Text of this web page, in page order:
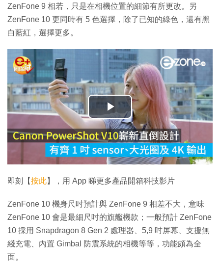
ZenFone 9 相若，只是在相機位置的細節有所更改。另
ZenFone 10 更同時有 5 色選擇，除了已知的綠色，還有黑
白藍紅，選擇更多。
播
放
影
片
即刻【按此】，用 App 睇更多產品開箱科技影片
ZenFone 10 機身尺吋預計與 ZenFone 9 相差不大，意味
ZenFone 10 會是最細尺吋的旗艦機款；一般預計 ZenFone
10 採用 Snapdragon 8 Gen 2 處理器、5,9 吋屏幕、支援無
綫充電、內置 Gimbal 防震系統的相機等等，功能頗為全
面。